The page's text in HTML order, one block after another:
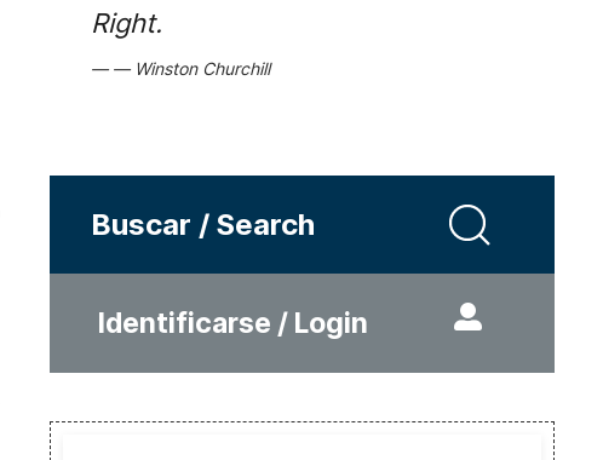
Right.
Winston Churchill
Buscar / Search
Identificarse / Login